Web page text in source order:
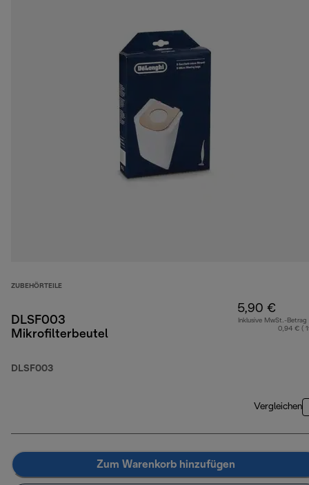
ZUBEHÖRTEILE
DLSF003
Mikrofilterbeutel
DLSF003
5,90 €
Inklusive MwSt.-Betrag
0,94 € (
Vergleichen
Zum Warenkorb hinzufügen